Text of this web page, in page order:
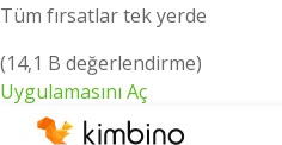
Tüm fırsatlar tek yerde
(14,1 B değerlendirme)
Uygulamasını Aç